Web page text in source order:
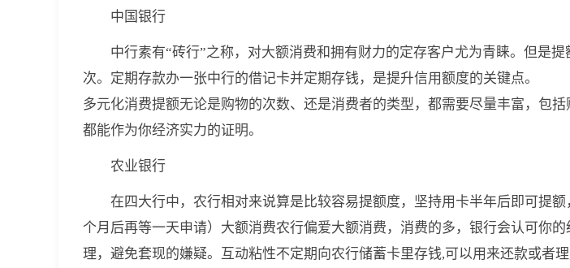
中国银行
中行素有“砖行”之称，对大额消费和拥有财力的定存客户尤为青睐。但是
次。定期存款办一张中行的借记卡并定期存钱，是提升信用额度的关键点。
多元化消费提额无论是购物的次数、还是消费者的类型，都需要尽量丰富，包
都能作为你经济实力的证明。
农业银行
在四大行中，农行相对来说算是比较容易提额度，坚持用卡半年后即可提
个月后再等一天申请）大额消费农行偏爱大额消费，消费的多，银行会认可你
理，避免套现的嫌疑。互动粘性不定期向农行储蓄卡里存钱,可以用来还款或者